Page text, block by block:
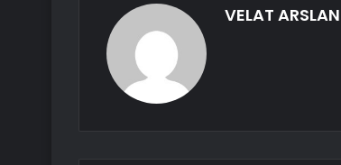
VELAT ARSLAN